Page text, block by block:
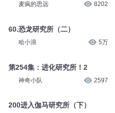
麦疯的思远 8202
60.恐龙研究所（二）
哈小浪 5万
第254集：进化研究所！2
神奇小队 2597
200进入伽马研究所（下）